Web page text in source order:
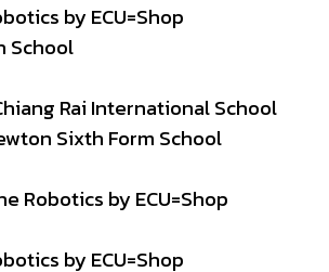
by ECU=Shop
School
Rai International School
Sixth Form School
Robotics by ECU=Shop
by ECU=Shop